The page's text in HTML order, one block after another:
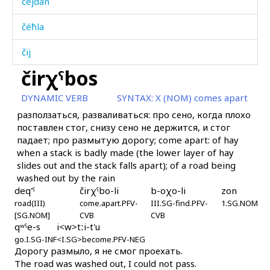
čéħla
čij
čiják'o
čijtːen hóti
čiláw
čilí
čilínokɬ'
činár
činí
čirpí
čirχˤbos
DYNAMIC VERB SYNTAX: X (NOM) comes apart
разползаться, разваливаться: про сено, когда плохо
поставлен стог, снизу сено не держится, и стог
падает; про размытую дорогу; come apart: of hay
when a stack is badly made (the lower layer of hay
slides out and the stack falls apart); of a road being
washed out by the rain
deq'ˤ
road(III)
[SG.NOM]
čirχˤbo-li
come.apart.PFV-
CVB
b-oχo-li
III.SG-find.PFV-
CVB
zon
1.SG.NOM
qʷˤe-s
go.I.SG-INF
i<w>tːi-t'u
<I.SG>become.PFV-NEG
Дорогу размыло, я не смог проехать.
The road was washed out, I could not pass.